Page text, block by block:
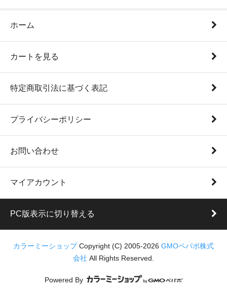
ホーム
カートを見る
特定商取引法に基づく表記
プライバシーポリシー
お問い合わせ
マイアカウント
PC版表示に切り替える
カラーミーショップ Copyright (C) 2005-2026 GMOペパボ株式
会社 All Rights Reserved.
Powered By